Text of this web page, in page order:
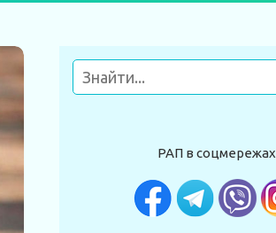
РАП в соцмережах